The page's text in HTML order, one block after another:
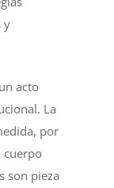
y
acto
La
por
cuerpo
son pieza